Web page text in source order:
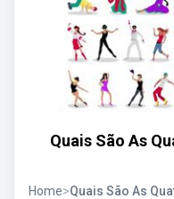
Quais São As
Home>Quais São As